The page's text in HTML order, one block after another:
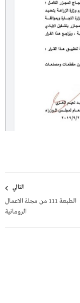
التالي
الطبعة 111 من مجلة الاعمال
الرومانية